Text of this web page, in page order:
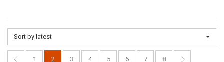
Sort by latest
1 2 3 4 5 6 7 8